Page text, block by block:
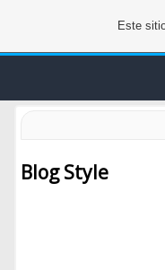
Blog Style
Este